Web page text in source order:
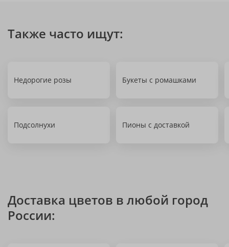
Также часто ищут:
Недорогие розы Букеты с ромашками
Подсолнухи Пионы с доставкой
Доставка цветов в любой город
России: